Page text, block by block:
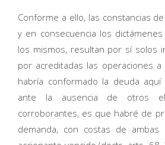
Conforme a ello, las constancias
y en consecuencia los
los mismos, resultan por sí solos
por acreditadas las operaciones
habría conformado la deuda
ante la ausencia de otros
corroborantes, es que habré de
demanda, con costas de ambas